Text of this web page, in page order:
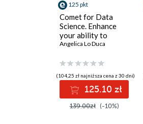
125 pkt
Comet for Data
Science. Enhance
your ability to
manage and optimize
data science project
Angelica Lo Duca
(104,25 zł najniższa cena z 30 dni)
125.10 zł
139.00zł (-10%)